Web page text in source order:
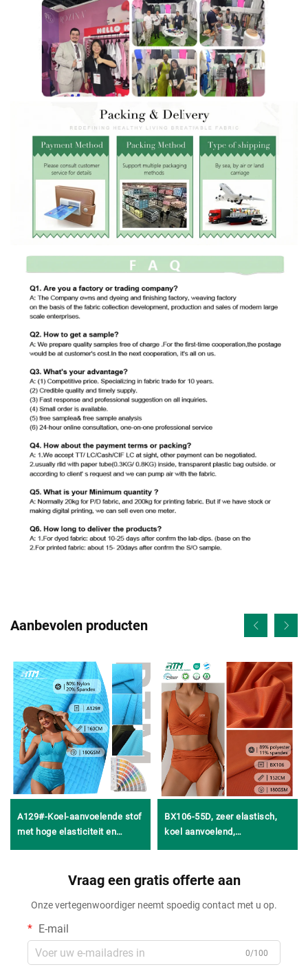
Aanbevolen producten
A129#-Koel-aanvoelende stof
met hoge elasticiteit en
20% spandex, voor
yogakleding
BX106-55D, zeer elastisch,
koel aanvoelend,
jerseyweefsel van 89%
voor badkleding en
Vraag een gratis offerte aan
Onze vertegenwoordiger neemt spoedig contact met u op.
E-mail
0/100